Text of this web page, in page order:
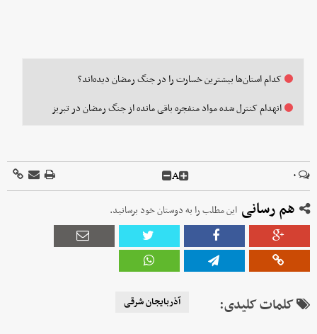
کدام استان‌ها بیشترین خسارت را در جنگ رمضان دیده‌اند؟
انهدام کنترل شده مواد منفجره باقی مانده از جنگ رمضان در تبریز
۰ A
هم رسانی این مطلب را به دوستان خود برسانید.
کلمات کلیدی: آذربایجان شرقی